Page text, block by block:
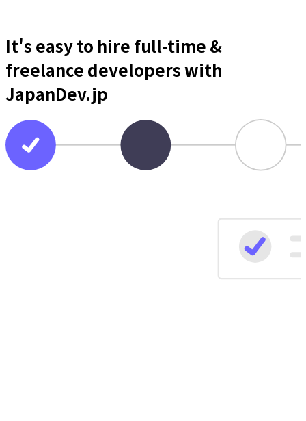
It's easy to hire full-time &
freelance developerswith
JapanDev.jp